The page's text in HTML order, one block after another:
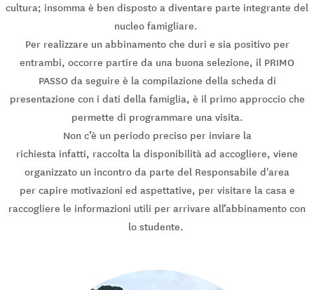
cultura; insomma è ben disposto a diventare parte integrante del
nucleo famigliare.
Per realizzare un abbinamento che duri e sia positivo per
entrambi, occorre partire da una buona selezione, il PRIMO
PASSO da seguire è la compilazione della scheda di
presentazione con i dati della famiglia, è il primo approccio che
permette di programmare una visita.
Non c’è un periodo preciso per inviare la
richiesta infatti, raccolta la disponibilità ad accogliere, viene
organizzato un incontro da parte del Responsabile d'area
per capire motivazioni ed aspettative, per visitare la casa e
raccogliere le informazioni utili per arrivare all’abbinamento con
lo studente.